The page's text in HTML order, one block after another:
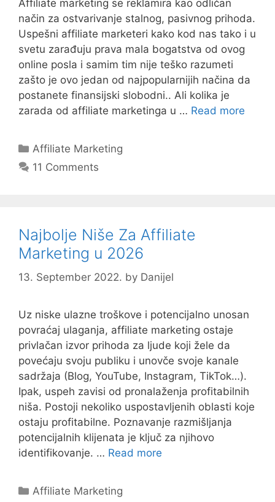
Affiliate marketing se reklamira kao odličan
način za ostvarivanje stalnog, pasivnog prihoda.
Uspešni affiliate marketeri kako kod nas tako i u
svetu zarađuju prava mala bogatstva od ovog
online posla i samim tim nije teško razumeti
zašto je ovo jedan od najpopularnijih načina da
postanete finansijski slobodni.. Ali kolika je
zarada od affiliate marketinga u … Read more
Categories
Affiliate Marketing
11 Comments
Najbolje Niše Za Affiliate
Marketing u 2026
13. September 2022. by Danijel
Uz niske ulazne troškove i potencijalno unosan
povraćaj ulaganja, affiliate marketing ostaje
privlačan izvor prihoda za ljude koji žele da
povećaju svoju publiku i unovče svoje kanale
sadržaja (Blog, YouTube, Instagram, TikTok…).
Ipak, uspeh zavisi od pronalaženja profitabilnih
niša. Postoji nekoliko uspostavljenih oblasti koje
ostaju profitabilne. Poznavanje razmišljanja
potencijalnih klijenata je ključ za njihovo
identifikovanje. … Read more
Categories
Affiliate Marketing